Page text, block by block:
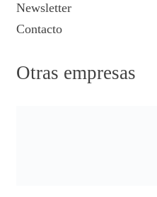
Newsletter
Contacto
Otras empresas